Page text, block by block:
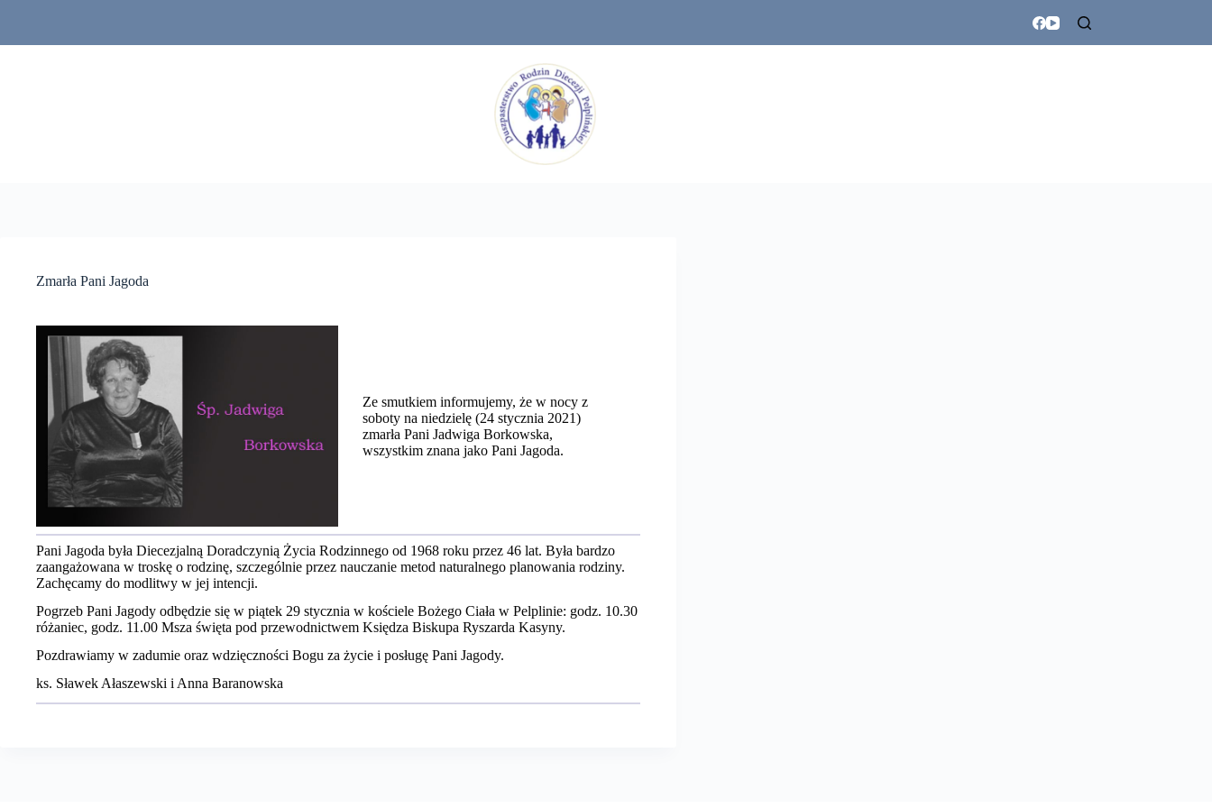
Zmarła Pani Jagoda
Ze smutkiem informujemy, że w nocy z
soboty na niedzielę (24 stycznia 2021)
zmarła Pani Jadwiga Borkowska,
wszystkim znana jako Pani Jagoda.
Pani Jagoda była Diecezjalną Doradczynią Życia Rodzinnego od 1968 roku przez 46 lat. Była bardzo
zaangażowana w troskę o rodzinę, szczególnie przez nauczanie metod naturalnego planowania rodziny.
Zachęcamy do modlitwy w jej intencji.
Pogrzeb Pani Jagody odbędzie się w piątek 29 stycznia w kościele Bożego Ciała w Pelplinie: godz. 10.30
różaniec, godz. 11.00 Msza święta pod przewodnictwem Księdza Biskupa Ryszarda Kasyny.
Pozdrawiamy w zadumie oraz wdzięczności Bogu za życie i posługę Pani Jagody.
ks. Sławek Ałaszewski i Anna Baranowska